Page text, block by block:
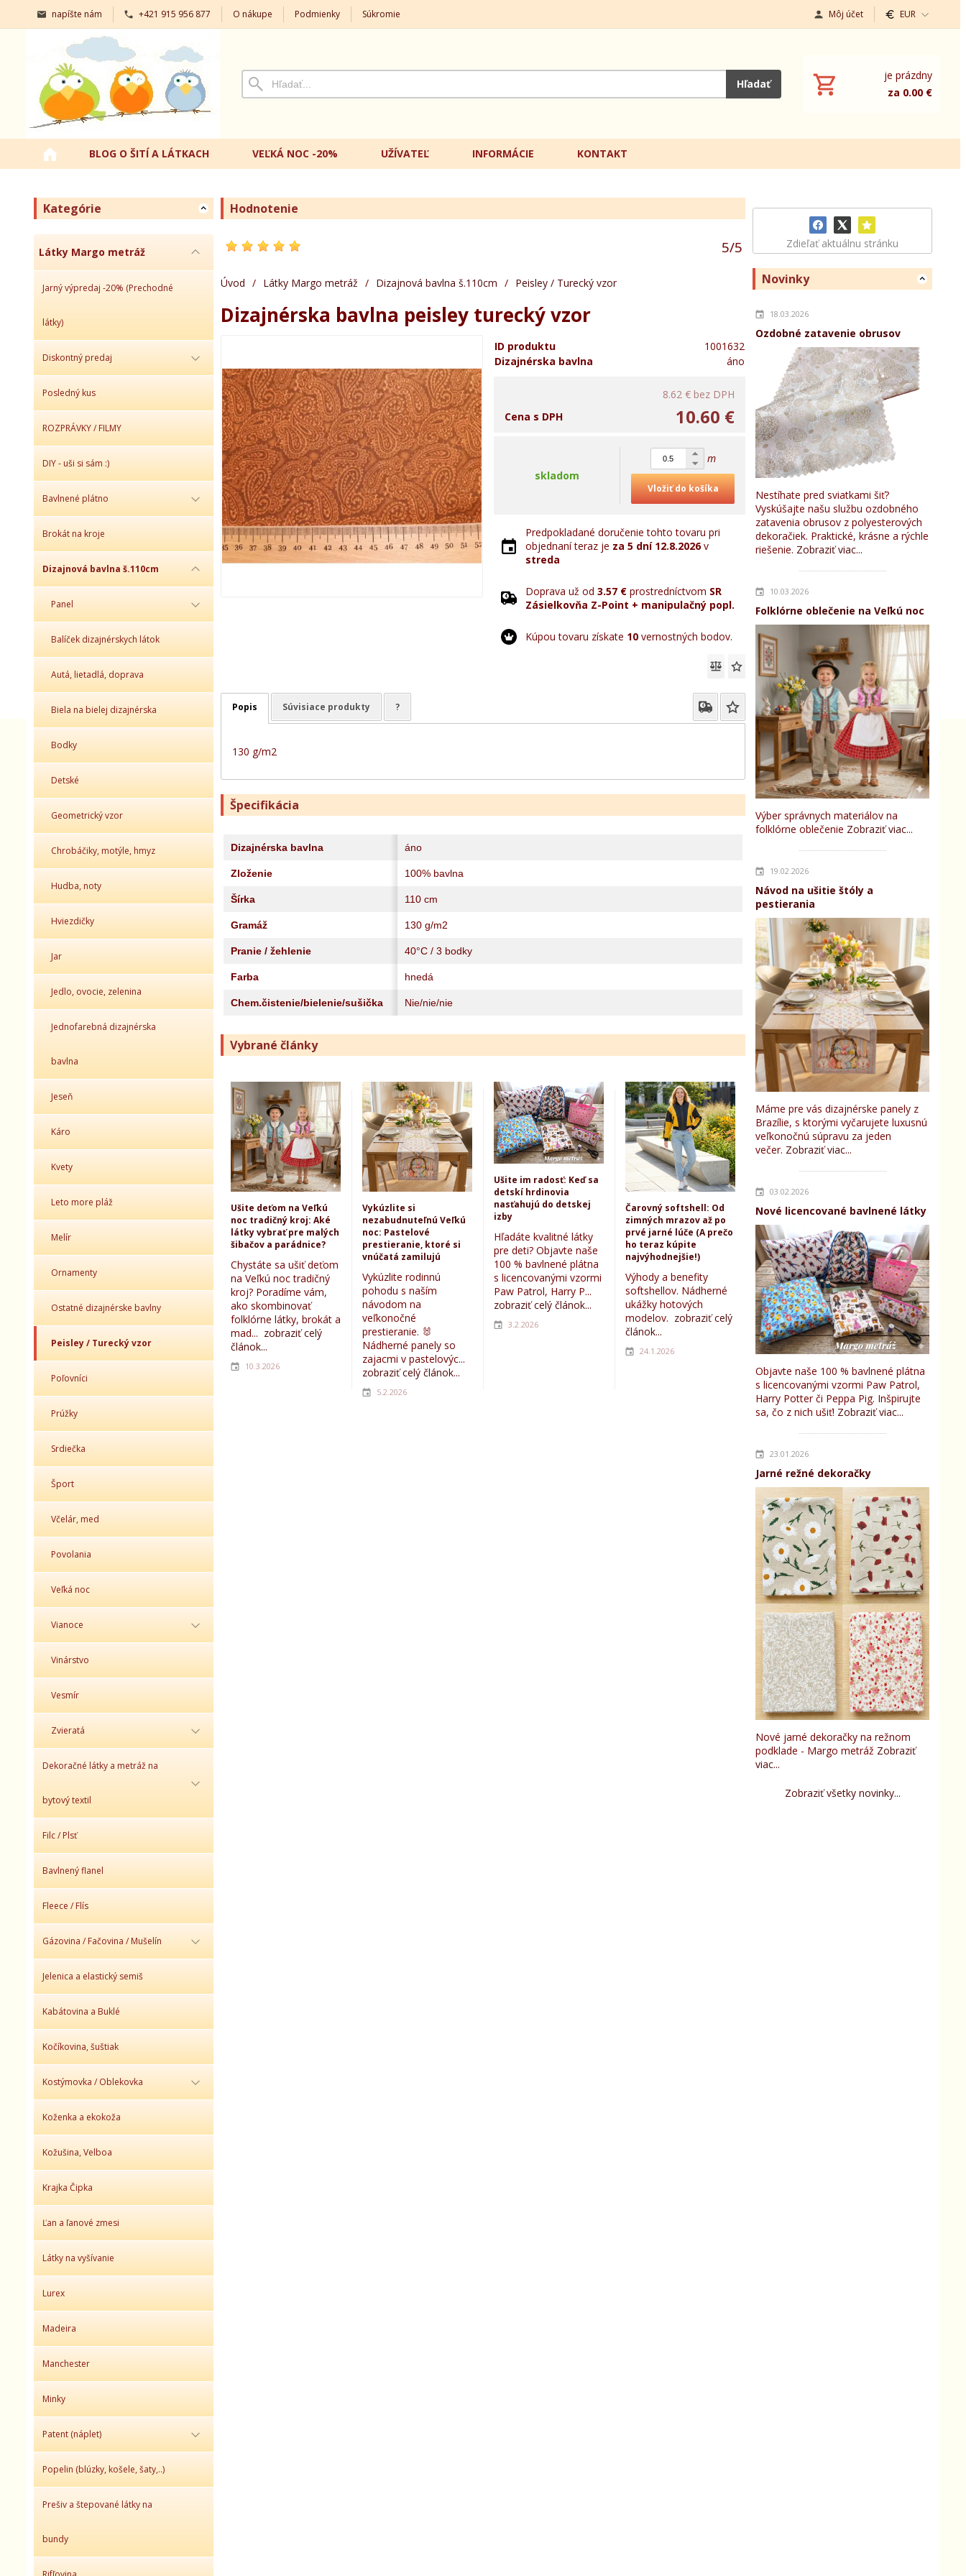
napíšte nám +421 915 956 877 O nákupe Podmienky Súkromie Môj účet EUR
Hľadať
je prázdny
za 0.00 €
BLOG O ŠITÍ A LÁTKACH VEĽKÁ NOC -20% UŽÍVATEĽ INFORMÁCIE KONTAKT
Kategórie
Látky Margo metráž
Jarný výpredaj -20% (Prechodné
látky)
Diskontný predaj
Posledný kus
ROZPRÁVKY / FILMY
DIY - uši si sám :)
Bavlnené plátno
Brokát na kroje
Dizajnová bavlna š.110cm
Panel
Balíček dizajnérskych látok
Autá, lietadlá, doprava
Biela na bielej dizajnérska
Bodky
Detské
Geometrický vzor
Chrobáčiky, motýle, hmyz
Hudba, noty
Hviezdičky
Jar
Jedlo, ovocie, zelenina
Jednofarebná dizajnérska
bavlna
Jeseň
Káro
Kvety
Leto more pláž
Melír
Ornamenty
Ostatné dizajnérske bavlny
Peisley / Turecký vzor
Poľovníci
Prúžky
Srdiečka
Šport
Včelár, med
Povolania
Veľká noc
Vianoce
Vinárstvo
Vesmír
Zvieratá
Dekoračné látky a metráž na
bytový textil
Filc / Plsť
Bavlnený flanel
Fleece / Flís
Gázovina / Fačovina / Mušelín
Jelenica a elastický semiš
Kabátovina a Buklé
Kočíkovina, šuštiak
Kostýmovka / Oblekovka
Koženka a ekokoža
Kožušina, Velboa
Krajka Čipka
Ľan a ľanové zmesi
Látky na vyšívanie
Lurex
Madeira
Manchester
Minky
Patent (náplet)
Popelin (blúzky, košele, šaty,..)
Prešiv a štepované látky na
bundy
Zdieľať aktuálnu stránku
Novinky
18.03.2026
Ozdobné zatavenie obrusov
Nestíhate pred sviatkami šiť?
Vyskúšajte našu službu ozdobného
zatavenia obrusov z polyesterových
dekoračiek. Praktické, krásne a rýchle
riešenie. Zobraziť viac...
10.03.2026
Folklórne oblečenie na Veľkú noc
Výber správnych materiálov na
folklórne oblečenie Zobraziť viac...
19.02.2026
Návod na ušitie štóly a
pestierania
Máme pre vás dizajnérske panely z
Brazílie, s ktorými vyčarujete luxusnú
veľkonočnú súpravu za jeden
večer. Zobraziť viac...
03.02.2026
Nové licencované bavlnené látky
Objavte naše 100 % bavlnené plátna
s licencovanými vzormi Paw Patrol,
Harry Potter či Peppa Pig. Inšpirujte
sa, čo z nich ušiť! Zobraziť viac...
23.01.2026
Jarné režné dekoračky
Nové jarné dekoračky na režnom
podklade - Margo metráž Zobraziť
viac...
Zobraziť všetky novinky...
Hodnotenie
5/5
Úvod / Látky Margo metráž / Dizajnová bavlna š.110cm / Peisley / Turecký vzor
Dizajnérska bavlna peisley turecký vzor
ID produktu
1001632
Dizajnérska bavlna
áno
8.62 € bez DPH
10.60 €
Cena s DPH
skladom
m
Vložiť do košíka
Predpokladané doručenie tohto tovaru pri
objednaní teraz je za 5 dní 12.8.2026v
streda
Doprava už od 3.57 € prostredníctvom SR
Zásielkovňa Z-Point + manipulačný popl.
Kúpou tovaru získate 10 vernostných bodov.
Popis Súvisiace produkty ?
130 g/m2
Špecifikácia
Dizajnérska bavlna áno
Zloženie 100% bavlna
Šírka 110 cm
Gramáž 130 g/m2
Pranie / žehlenie 40°C / 3 bodky
Farba hnedá
Chem.čistenie/bielenie/sušička Nie/nie/nie
Vybrané články
Ušite deťom na Veľkú
noc tradičný kroj: Aké
látky vybrať pre malých
šibačov a parádnice?
Chystáte sa ušiť deťom
na Veľkú noc tradičný
kroj? Poradíme vám,
ako skombinovať
folklórne látky, brokát a
mad... zobraziť celý
článok...
10.3.2026
Vykúzlite si
nezabudnuteľnú Veľkú
noc: Pastelové
prestieranie, ktoré si
vnúčatá zamilujú
Vykúzlite rodinnú
pohodu s naším
návodom na
veľkonočné
prestieranie. 🐰
Nádherné panely so
zajacmi v pastelovýc...
zobraziť celý článok...
5.2.2026
Ušite im radosť: Keď sa
detskí hrdinovia
nasťahujú do detskej
izby
Hľadáte kvalitné látky
pre deti? Objavte naše
100 % bavlnené plátna
s licencovanými vzormi
Paw Patrol, Harry P...
zobraziť celý článok...
3.2.2026
Čarovný softshell: Od
zimných mrazov až po
prvé jarné lúče (A prečo
ho teraz kúpite
najvýhodnejšie!)
Výhody a benefity
softshellov. Nádherné
ukážky hotových
modelov. zobraziť celý
článok...
24.1.2026